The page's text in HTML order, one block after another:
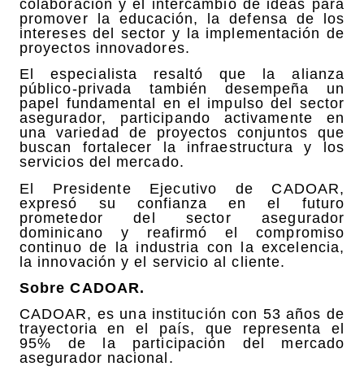
colaboración y el intercambio de ideas para
promover la educación, la defensa de los
intereses del sector y la implementación de
proyectos innovadores.
El especialista resaltó que la alianza
público-privada también desempeña un
papel fundamental en el impulso del sector
asegurador, participando activamente en
una variedad de proyectos conjuntos que
buscan fortalecer la infraestructura y los
servicios del mercado.
El Presidente Ejecutivo de CADOAR,
expresó su confianza en el futuro
prometedor del sector asegurador
dominicano y reafirmó el compromiso
continuo de la industria con la excelencia,
la innovación y el servicio al cliente.
Sobre CADOAR.
CADOAR, es una institución con 53 años de
trayectoria en el país, que representa el
95% de la participación del mercado
asegurador nacional.